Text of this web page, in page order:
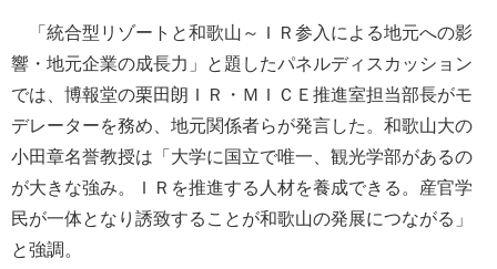
「統合型リゾートと和歌山～ＩＲ参入による地元への影
響・地元企業の成長力」と題したパネルディスカッション
では、博報堂の栗田朗ＩＲ・ＭＩＣＥ推進室担当部長がモ
デレーターを務め、地元関係者らが発言した。和歌山大の
小田章名誉教授は「大学に国立で唯一、観光学部があるの
が大きな強み。ＩＲを推進する人材を養成できる。産官学
民が一体となり誘致することが和歌山の発展につながる」
と強調。